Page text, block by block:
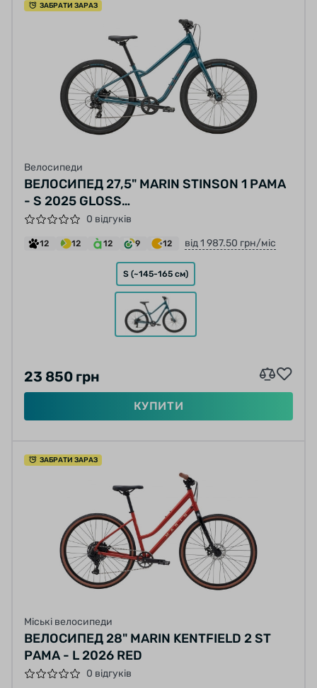
ЗАБРАТИ ЗАРАЗ
Велосипеди
ВЕЛОСИПЕД 27,5" MARIN STINSON 1 РАМА
- S 2025 GLOSS
BLUE/ORANGE/CHARCOAL/RED
0 відгуків
12 12 12 9 12 від 1 987.50 грн/міс
S (~145-165 см)
23 850 грн
КУПИТИ
ЗАБРАТИ ЗАРАЗ
Міські велосипеди
ВЕЛОСИПЕД 28" MARIN KENTFIELD 2 ST
РАМА - L 2026 RED
0 відгуків